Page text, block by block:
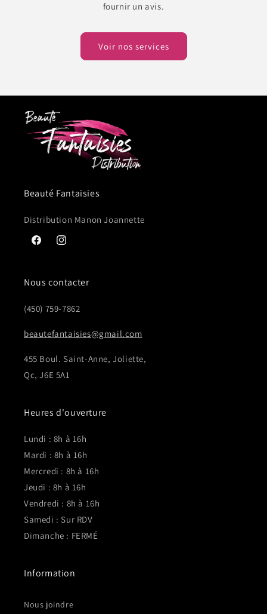
fournir un avis.
Voir nos services
Beauté Fantaisies
Distribution Manon Joannette
FacebookInstagram
Nous contacter
(450) 759-7862
beautefantaisies@gmail.com
455 Boul. Saint-Anne, Joliette,
Qc, J6E 5A1
Heures d'ouverture
Lundi : 8h à 16h
Mardi : 8h à 16h
Mercredi : 8h à 16h
Jeudi : 8h à 16h
Vendredi : 8h à 16h
Samedi : Sur RDV
Dimanche : FERMÉ
Information
Nous joindre